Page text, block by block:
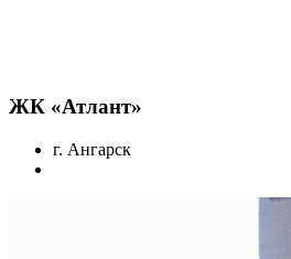
ЖК «Атлант»
г. Ангарск